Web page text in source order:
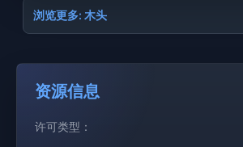
浏览更多: 木头
资源信息
许可类型：